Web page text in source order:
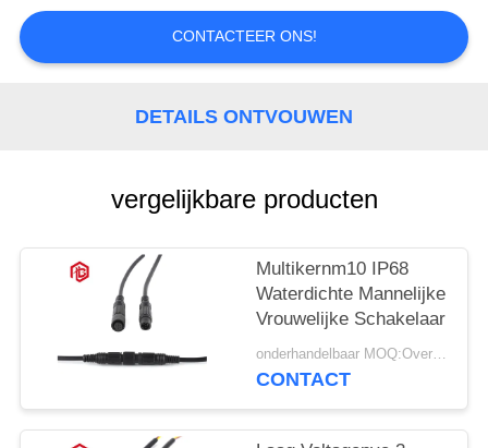
CONTACTEER ONS!
DETAILS ONTVOUWEN
vergelijkbare producten
Multikernm10 IP68
Waterdichte Mannelijke
Vrouwelijke Schakelaar
onderhandelbaar MOQ:Overeen te komen
CONTACT